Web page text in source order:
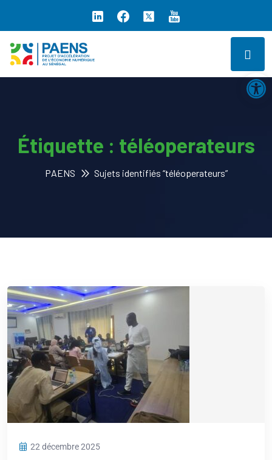
Étiquette : téléoperateurs
PAENS Sujets identifiés “téléoperateurs”
22 décembre 2025